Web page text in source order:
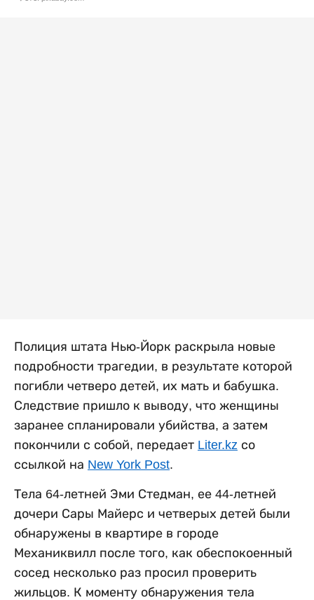
Полиция штата Нью-Йорк раскрыла новые
подробности трагедии, в результате которой
погибли четверо детей, их мать и бабушка.
Следствие пришло к выводу, что женщины
заранее спланировали убийства, а затем
покончили с собой, передает Liter.kz со
ссылкой на New York Post.
Тела 64-летней Эми Стедман, ее 44-летней
дочери Сары Майерс и четверых детей были
обнаружены в квартире в городе
Механиквилл после того, как обеспокоенный
сосед несколько раз просил проверить
жильцов. К моменту обнаружения тела